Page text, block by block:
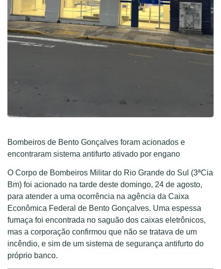
Bombeiros de Bento Gonçalves foram acionados e
encontraram sistema antifurto ativado por engano
O Corpo de Bombeiros Militar do Rio Grande do Sul (3ªCia
Bm) foi acionado na tarde deste domingo, 24 de agosto,
para atender a uma ocorrência na agência da Caixa
Econômica Federal de Bento Gonçalves. Uma espessa
fumaça foi encontrada no saguão dos caixas eletrônicos,
mas a corporação confirmou que não se tratava de um
incêndio, e sim de um sistema de segurança antifurto do
próprio banco.